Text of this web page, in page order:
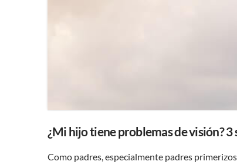
¿Mi hijo tiene problemas de visión? 3
Como padres, especialmente padres